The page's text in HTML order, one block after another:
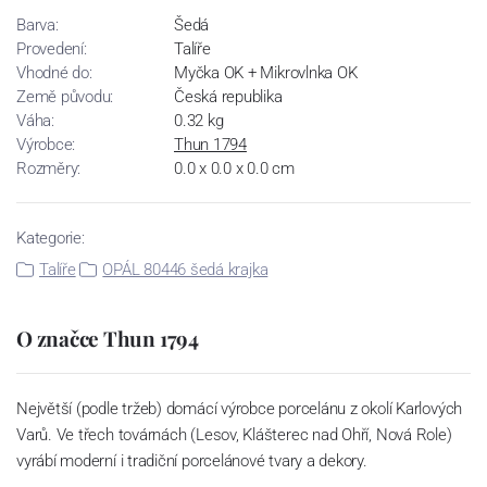
Barva:
Šedá
Provedení:
Talíře
Vhodné do:
Myčka OK + Mikrovlnka OK
Země původu:
Česká republika
Váha:
0.32 kg
Výrobce:
Thun 1794
Rozměry:
0.0 x 0.0 x 0.0 cm
Kategorie:
Talíře
OPÁL 80446 šedá krajka
O značce Thun 1794
Největší (podle tržeb) domácí výrobce porcelánu z okolí Karlových
Varů. Ve třech továrnách (Lesov, Klášterec nad Ohří, Nová Role)
vyrábí moderní i tradiční porcelánové tvary a dekory.